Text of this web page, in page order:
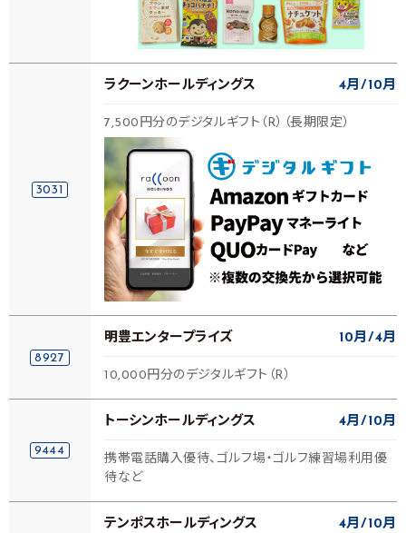
3031
ラクーンホールディングス 4月 10月
7,500円分のデジタルギフト（R）（長期限定）
8927
明豊エンタープライズ 10月 4月
10,000円分のデジタルギフト（R）
9444
トーシンホールディングス 4月 10月
携帯電話購入優待、ゴルフ場・ゴルフ練習場利用優
待など
テンポスホールディングス 4月 10月